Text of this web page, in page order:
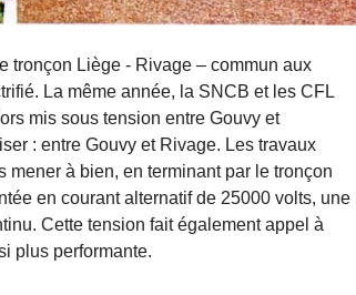
tronçon Liège - Rivage – commun aux
La même année, la SNCB et les CFL
mis sous tension entre Gouvy et
: entre Gouvy et Rivage. Les travaux
à bien, en terminant par le tronçon
en courant alternatif de 25000 volts, une
Cette tension fait également appel à
plus performante.